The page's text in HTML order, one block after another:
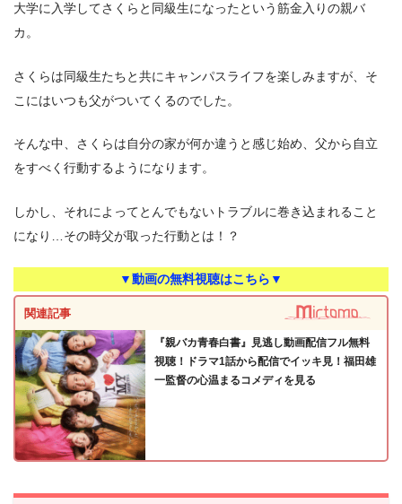
大学に入学してさくらと同級生になったという筋金入りの親バ
カ。
さくらは同級生たちと共にキャンパスライフを楽しみますが、そ
こにはいつも父がついてくるのでした。
そんな中、さくらは自分の家が何か違うと感じ始め、父から自立
をすべく行動するようになります。
しかし、それによってとんでもないトラブルに巻き込まれること
になり…その時父が取った行動とは！？
▼動画の無料視聴はこちら▼
関連記事
『親バカ青春白書』見逃し動画配信フル無料
視聴！ドラマ1話から配信でイッキ見！福田雄
一監督の心温まるコメディを見る